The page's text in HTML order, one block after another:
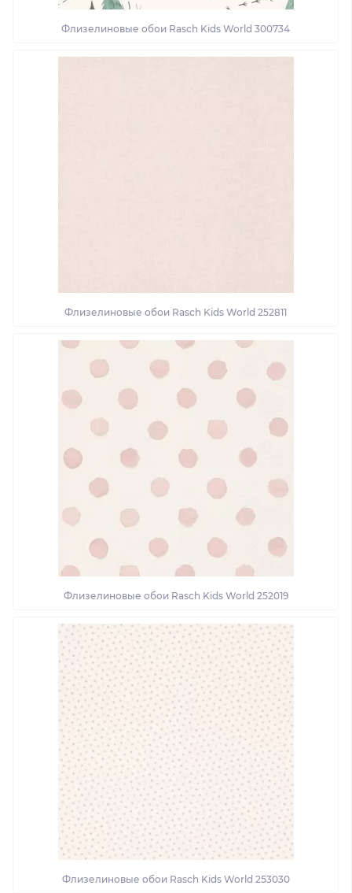
Флизелиновые обои Rasch Kids World 300734
Флизелиновые обои Rasch Kids World 252811
Флизелиновые обои Rasch Kids World 252019
Флизелиновые обои Rasch Kids World 253030